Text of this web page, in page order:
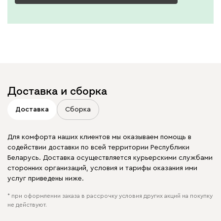
Доставка и сборка
Доставка Сборка
Для комфорта наших клиентов мы оказываем помощь в
содействии доставки по всей территории Республики
Беларусь. Доставка осуществляется курьерскими службами
сторонних организаций, условия и тарифы оказания ими
услуг приведены ниже.
* при оформлении заказа в рассрочку условия других акций на покупку
не действуют.